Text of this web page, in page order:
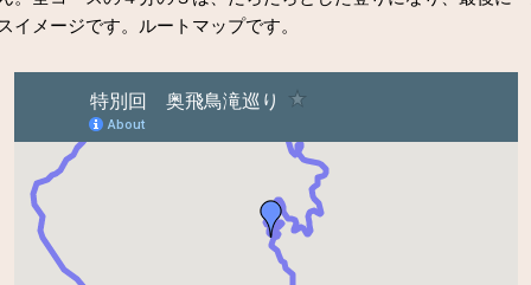
イメージです。ルートマップです。